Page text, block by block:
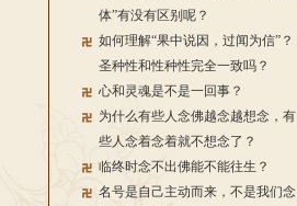
体”有没有区别呢？
如何理解“果中说因，过闻为信”？
圣种性和性种性完全一致吗？
心和灵魂是不是一回事？
为什么有些人念佛越念越想念，有
些人念着念着就不想念了？
临终时念不出佛能不能往生？
名号是自己主动而来，不是我们念